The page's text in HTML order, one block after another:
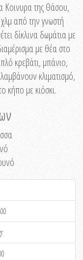
Κοινυρα της Θάσου,
από την γνωστή
δίκλινα δωμάτια με
με θέα στο
κρεβάτι, μπάνιο,
κλιματισμό,
κήπο με κιόσκι.